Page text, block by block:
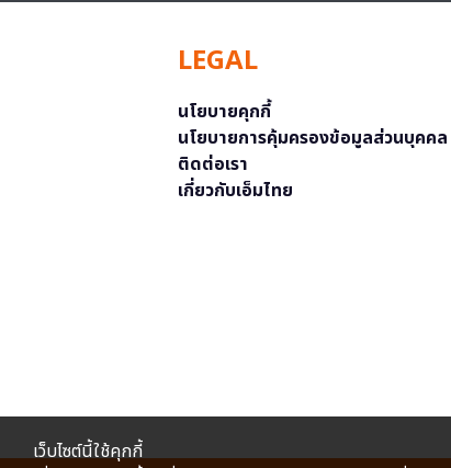
LEGAL
นโยบายคุกกี้
นโยบายการคุ้มครองข้อมูลส่วนบุคคล
ติดต่อเรา
เกี่ยวกับเอ็มไทย
เว็บไซต์นี้ใช้คุกกี้